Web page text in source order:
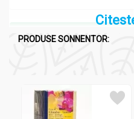
Compozitie
PRODUSE SONNENTOR: